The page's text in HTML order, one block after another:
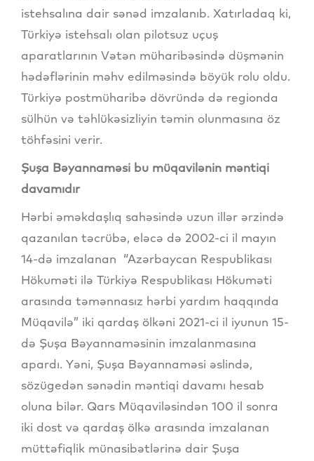
istehsalına dair sənəd imzalanıb. Xatırladaq ki,
Türkiyə istehsalı olan pilotsuz uçuş
aparatlarının Vətən müharibəsində düşmənin
hədəflərinin məhv edilməsində böyük rolu oldu.
Türkiyə postmüharibə dövründə də regionda
sülhün və təhlükəsizliyin təmin olunmasına öz
töhfəsini verir.
Şuşa Bəyannaməsi bu müqavilənin məntiqi
davamıdır
Hərbi əməkdaşlıq sahəsində uzun illər ərzində
qazanılan təcrübə, eləcə də 2002-ci il mayın
14-də imzalanan “Azərbaycan Respublikası
Hökuməti ilə Türkiyə Respublikası Hökuməti
arasında təmənnasız hərbi yardım haqqında
Müqavilə” iki qardaş ölkəni 2021-ci il iyunun 15-
də Şuşa Bəyannaməsinin imzalanmasına
apardı. Yəni, Şuşa Bəyannaməsi əslində,
sözügedən sənədin məntiqi davamı hesab
oluna bilər. Qars Müqaviləsindən 100 il sonra
iki dost və qardaş ölkə arasında imzalanan
müttəfiqlik münasibətlərinə dair Şuşa